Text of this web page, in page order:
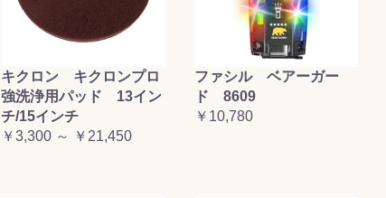
キクロン キクロンプロ
強洗浄用パッド 13イン
チ/15インチ
￥3,300 ～ ￥21,450
ファシル ベアーガー
ド 8609
￥10,780